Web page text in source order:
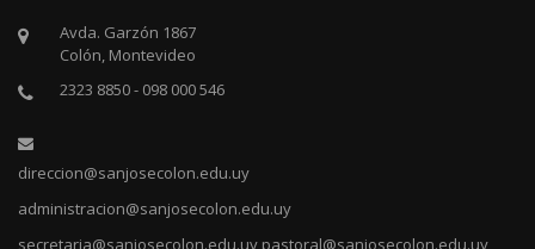
Avda. Garzón 1867
Colón, Montevideo
2323 8850 - 098 000 546
direccion@sanjosecolon.edu.uy
administracion@sanjosecolon.edu.uy
secretaria@sanjosecolon.edu.uy pastoral@sanjosecolon.edu.uy